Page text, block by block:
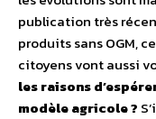
publication très
produits sans OGM,
citoyens vont aussi
les raisons
modèle agricole ?